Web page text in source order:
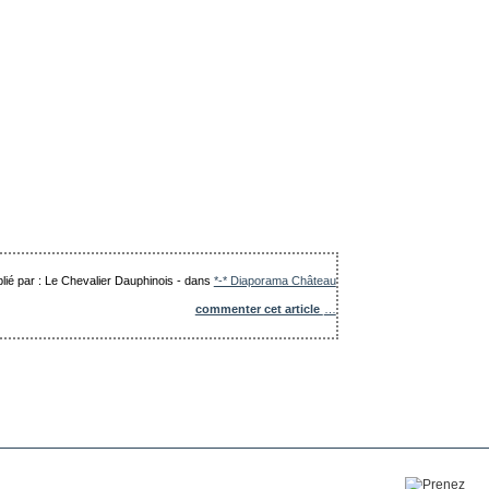
par : Le Chevalier Dauphinois -dans *-* Diaporama Château
commenter cet article